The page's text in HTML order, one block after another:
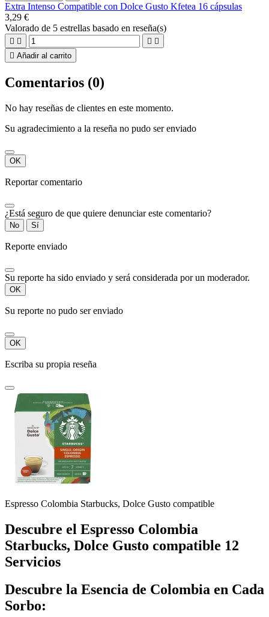
Extra Intenso Compatible con Dolce Gusto Kfetea 16 cápsulas
3,29 €
Valorado de 5 estrellas basado en reseña(s)
   
 Añadir al carrito
Comentarios (0)
No hay reseñas de clientes en este momento.
Su agradecimiento a la reseña no pudo ser enviado
OK
Reportar comentario
¿Está seguro de que quiere denunciar este comentario?
No Sí
Reporte enviado
Su reporte ha sido enviado y será considerada por un moderador.
OK
Su reporte no pudo ser enviado
OK
Escriba su propia reseña
Espresso Colombia Starbucks, Dolce Gusto compatible
Descubre el Espresso Colombia
Starbucks, Dolce Gusto compatible 12
Servicios
Descubre la Esencia de Colombia en Cada
Sorbo: